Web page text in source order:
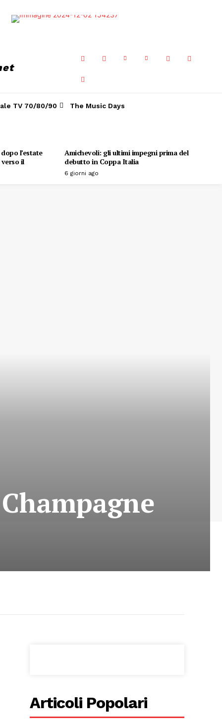
TV 70/80/90 The Music Days
l’estate
il
Amichevoli: gli ultimi impegni prima del
debutto in Coppa Italia
6 giorni ago
Articoli Popolari